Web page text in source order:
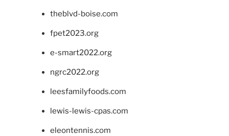
theblvd-boise.com
fpet2023.org
e-smart2022.org
ngrc2022.org
leesfamilyfoods.com
lewis-lewis-cpas.com
eleontennis.com